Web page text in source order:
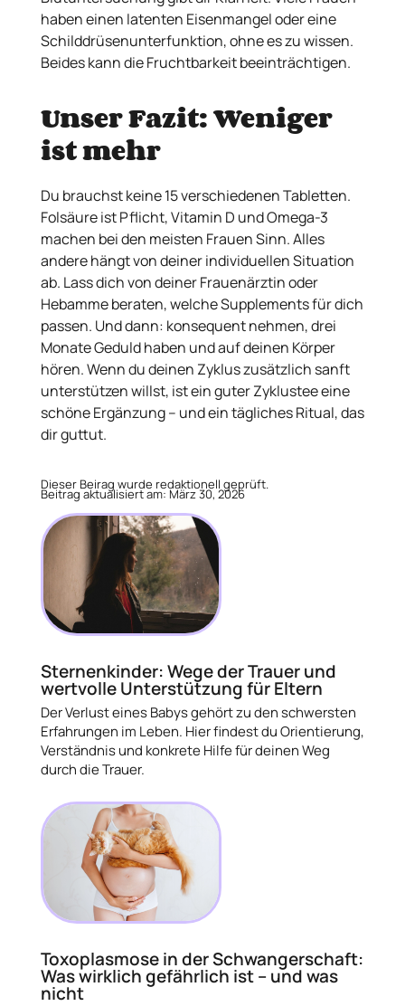
haben einen latenten Eisenmangel oder eine
Schilddrüsenunterfunktion, ohne es zu wissen.
Beides kann die Fruchtbarkeit beeinträchtigen.
Unser Fazit: Weniger
ist mehr
Du brauchst keine 15 verschiedenen Tabletten.
Folsäure ist Pflicht, Vitamin D und Omega-3
machen bei den meisten Frauen Sinn. Alles
andere hängt von deiner individuellen Situation
ab. Lass dich von deiner Frauenärztin oder
Hebamme beraten, welche Supplements für dich
passen. Und dann: konsequent nehmen, drei
Monate Geduld haben und auf deinen Körper
hören. Wenn du deinen Zyklus zusätzlich sanft
unterstützen willst, ist ein guter Zyklustee eine
schöne Ergänzung – und ein tägliches Ritual, das
dir guttut.
Beitrag aktualisiert am: März 30, 2026
Dieser Beirag wurde redaktionell geprüft.
Sternenkinder: Wege der Trauer und
wertvolle Unterstützung für Eltern
Der Verlust eines Babys gehört zu den schwersten
Erfahrungen im Leben. Hier findest du Orientierung,
Verständnis und konkrete Hilfe für deinen Weg
durch die Trauer.
Toxoplasmose in der Schwangerschaft:
Was wirklich gefährlich ist – und was
nicht